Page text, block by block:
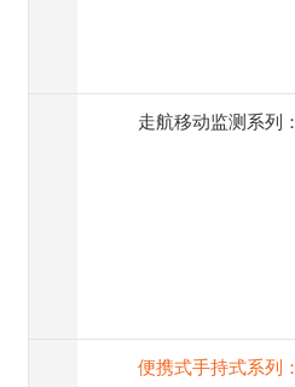
走航移动监测系列：
便携式手持式系列：